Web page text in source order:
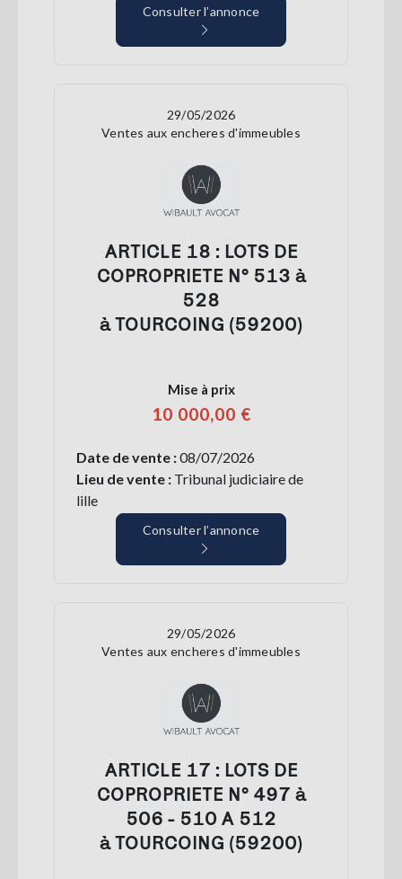
Consulter l’annonce
29/05/2026
Ventes aux encheres d'immeubles
ARTICLE 18 : LOTS DE
COPROPRIETE N° 513 à
528
à TOURCOING (59200)
Mise à prix
10 000,00 €
Date de vente :08/07/2026
Lieu de vente : Tribunal judiciaire de
lille
Consulter l’annonce
29/05/2026
Ventes aux encheres d'immeubles
ARTICLE 17 : LOTS DE
COPROPRIETE N° 497 à
506 - 510 A 512
à TOURCOING (59200)